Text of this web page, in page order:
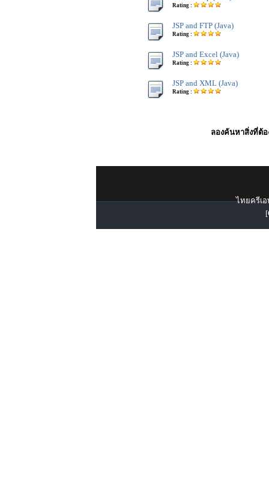
Rating :
JSP and FTP (Java)
Rating :
JSP and Excel (Java)
Rating :
JSP and XML (Java)
Rating :
ลองค้นหาสิ่งที่ต้อ
ไทยครีเอ
[